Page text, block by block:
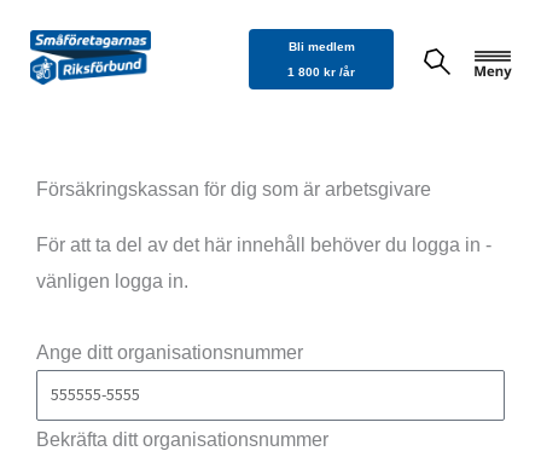
innehåll
Bli medlem
1 800 kr /år
Försäkringskassan för dig som är arbetsgivare
För att ta del av det här innehåll behöver du logga in -
vänligen logga in.
Ange ditt organisationsnummer
Bekräfta ditt organisationsnummer